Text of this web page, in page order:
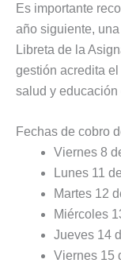
Es importante
año siguiente,
Libreta de la
gestión acredita
salud y educación
Fechas de cobro
Viernes 8
Lunes 11
Martes 12
Miércoles
Jueves 14
Viernes 15